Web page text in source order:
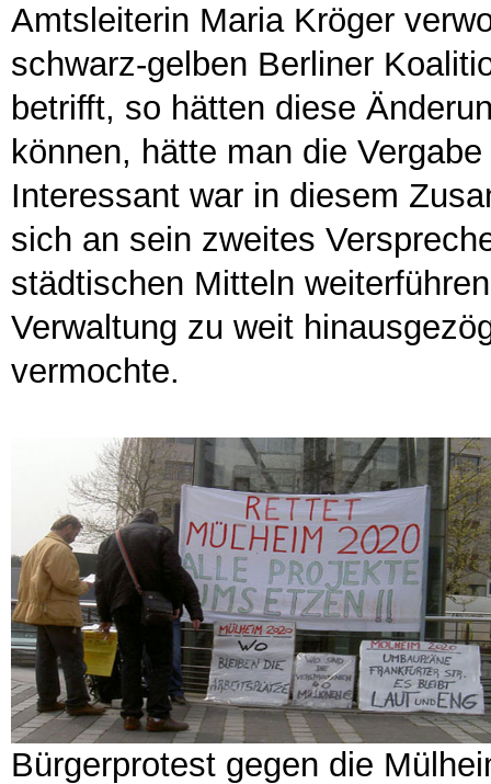
Amtsleiterin Maria Kröger
schwarz-gelben Berliner
betrifft, so hätten diese
können, hätte man die
Interessant war in diesem
sich an sein zweites
städtischen Mitteln
Verwaltung zu weit
vermochte.
Bürgerprotest gegen die